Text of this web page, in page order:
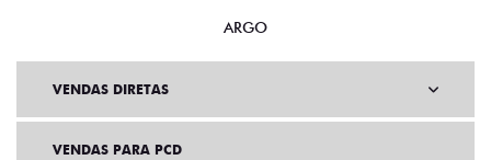
ARGO
VENDAS DIRETAS
VENDAS PARA PCD